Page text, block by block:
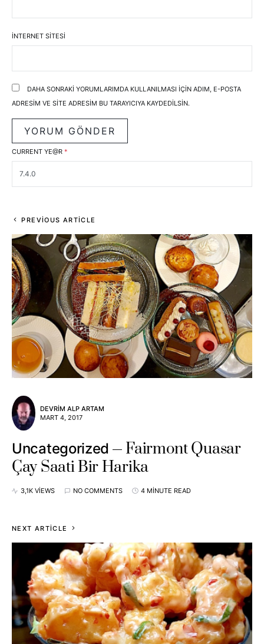
İNTERNET SITESI
DAHA SONRAKI YORUMLARIMDA KULLANILMASI IÇIN ADIM, E-POSTA
ADRESIM VE SITE ADRESIM BU TARAYICIYA KAYDEDILSIN.
CURRENT YE@R *
PREVIOUS ARTICLE
DEVRIM ALP ARTAM
MART 4, 2017
Uncategorized
Fairmont Quasar
Çay Saati Bir Harika
3,1K VIEWS NO COMMENTS 4 MINUTE READ
NEXT ARTICLE